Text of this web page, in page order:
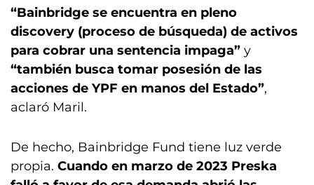
“Bainbridge se encuentra en pleno
discovery (proceso de búsqueda) de activos
para cobrar una sentencia impaga” y
“también busca tomar posesión de las
acciones de YPF en manos del Estado”,
aclaró Maril.
De hecho, Bainbridge Fund tiene luz verde
propia. Cuando en marzo de 2023 Preska